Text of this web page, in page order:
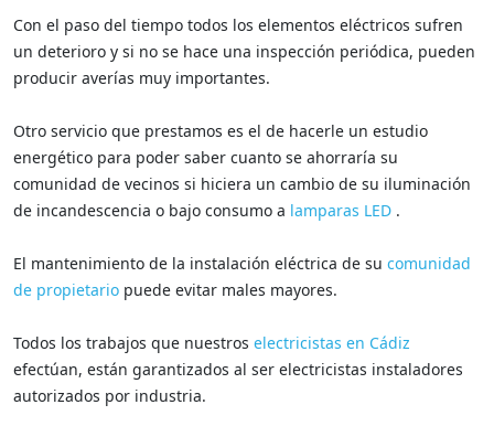
Con el paso del tiempo todos los elementos eléctricos sufren
un deterioro y si no se hace una inspección periódica, pueden
producir averías muy importantes.
Otro servicio que prestamos es el de hacerle un estudio
energético para poder saber cuanto se ahorraría su
comunidad de vecinos si hiciera un cambio de su iluminación
de incandescencia o bajo consumo a lamparas LED .
El mantenimiento de la instalación eléctrica de su comunidad
de propietario puede evitar males mayores.
Todos los trabajos que nuestros electricistas en Cádiz
efectúan, están garantizados al ser electricistas instaladores
autorizados por industria.